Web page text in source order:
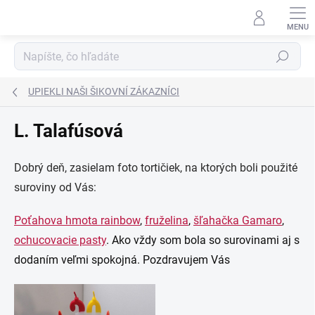
Hľadať
UPIEKLI NAŠI ŠIKOVNÍ ZÁKAZNÍCI
L. Talafúsová
Dobrý deň, zasielam foto tortičiek, na ktorých boli použité
suroviny od Vás:
Poťahova hmota rainbow, fruželina, šľahačka Gamaro,
ochucovacie pasty. Ako vždy som bola so surovinami aj s
dodaním veľmi spokojná. Pozdravujem Vás